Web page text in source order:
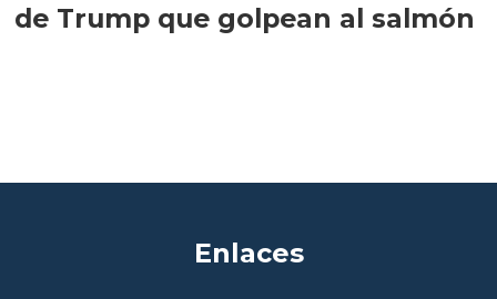
de Trump que golpean al salmón
Enlaces